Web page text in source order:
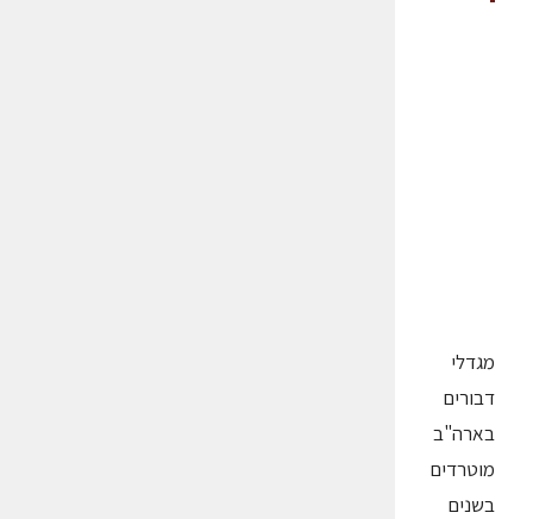
מגדלי
דבורים
בארה"ב
מוטרדים
בשנים